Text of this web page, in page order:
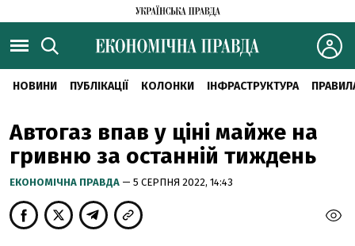
НОВИНИ ПУБЛІКАЦІЇ КОЛОНКИ ІНФРАСТРУКТУРА
Автогаз впав у ціні майже на
гривню за останній тиждень
ЕКОНОМІЧНА ПРАВДА — 5 СЕРПНЯ 2022, 14:43